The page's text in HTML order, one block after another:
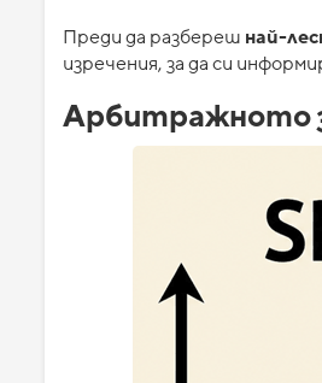
Преди да разбереш най-
изречения, за да си
Арбитражното